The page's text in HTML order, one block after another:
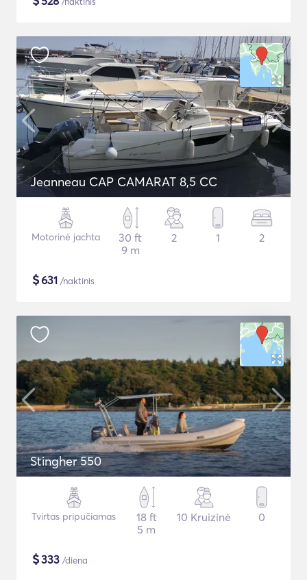
Jeanneau CAP CAMARAT 8,5 CC
Motorinė jachta
30 ft
9 m
2 1 2
$631 /naktinis
Stingher 550
Tvirtas pripučiamas
18 ft
5 m
10 Kruizinė 0
$333 /diena